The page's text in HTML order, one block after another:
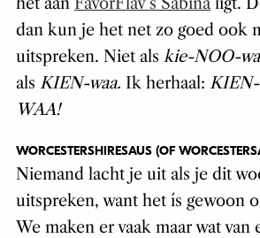
dan kun je het net zo goed ook
uitspreken. Niet als kie-NOO-
als KIEN-waa. Ik herhaal:
WAA!
WORCESTERSHIRESAUS (OF
Niemand lacht je uit als je dit
uitspreken, want het ís gewoon
We maken er vaak maar wat van